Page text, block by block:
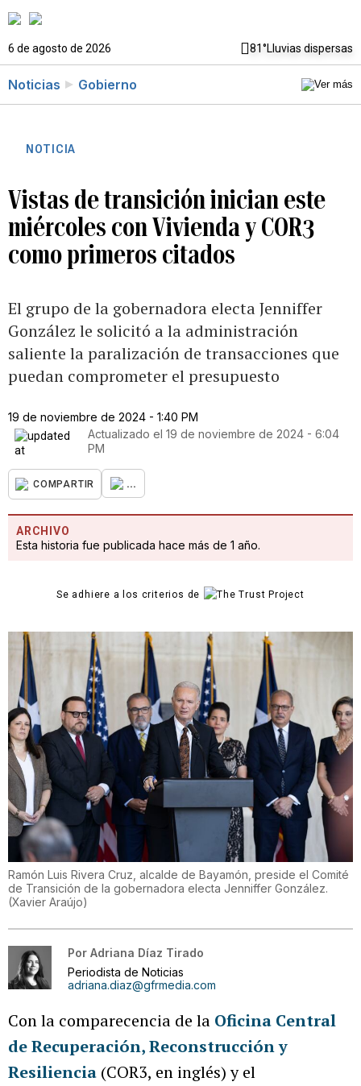
6 de agosto de 2026 81°Lluvias dispersas
Noticias Gobierno
NOTICIA
Vistas de transición inician este
miércoles con Vivienda y COR3
como primeros citados
El grupo de la gobernadora electa Jenniffer
González le solicitó a la administración
saliente la paralización de transacciones que
puedan comprometer el presupuesto
19 de noviembre de 2024 - 1:40 PM
Actualizado el 19 de noviembre de 2024 - 6:04
PM
COMPARTIR ...
ARCHIVO
Esta historia fue publicada hace más de 1 año.
Se adhiere a los criterios de
Ramón Luis Rivera Cruz, alcalde de Bayamón, preside el Comité
de Transición de la gobernadora electa Jenniffer González.
(Xavier Araújo)
Por Adriana Díaz Tirado
Periodista de Noticias
adriana.diaz@gfrmedia.com
Con la comparecencia de la Oficina Central
de Recuperación, Reconstrucción y
Resiliencia (COR3, en inglés) y el